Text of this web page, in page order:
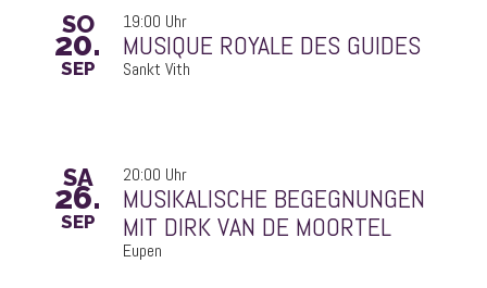
SO
20.
SEP
19:00 Uhr
MUSIQUE ROYALE DES GUIDES
Sankt Vith
SA
26.
SEP
20:00 Uhr
MIT DIRK VAN DE MOORTEL
Eupen